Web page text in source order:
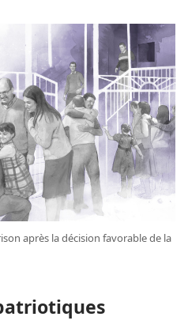
après la décision favorable de la